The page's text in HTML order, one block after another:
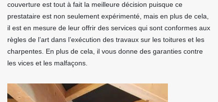
couverture est tout à fait la meilleure décision puisque ce
prestataire est non seulement expérimenté, mais en plus de cela,
il est en mesure de leur offrir des services qui sont conformes aux
règles de l’art dans l’exécution des travaux sur les toitures et les
charpentes. En plus de cela, il vous donne des garanties contre
les vices et les malfaçons.